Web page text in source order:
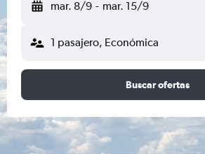
mar. 8/9 - mar. 15/9
1 pasajero, Económica
Buscar ofertas